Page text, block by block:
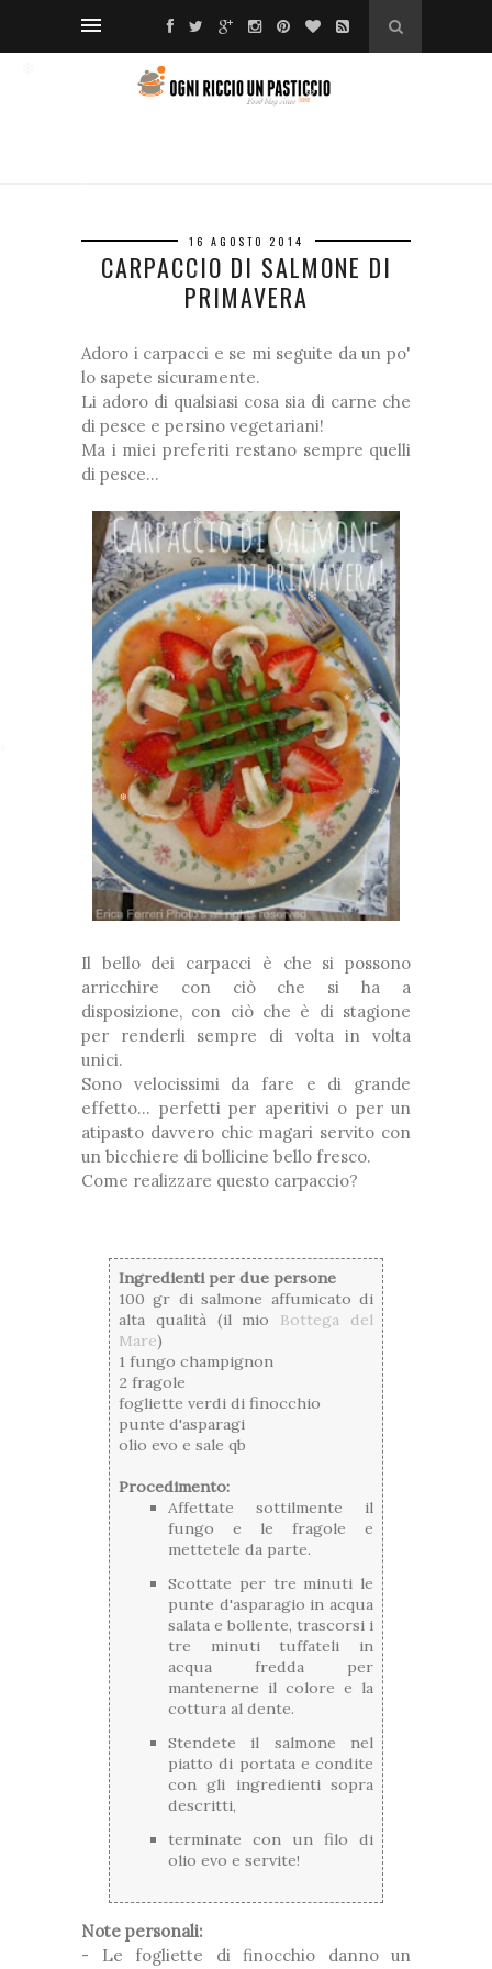
16 AGOSTO 2014
CARPACCIO DI SALMONE DI
PRIMAVERA
Adoro i carpacci e se mi seguite da un po'
lo sapete sicuramente.
Li adoro di qualsiasi cosa sia di carne che
di pesce e persino vegetariani!
Ma i miei preferiti restano sempre quelli
di pesce...
Il bello dei carpacci è che si possono
arricchire con ciò che si ha a
disposizione, con ciò che è di stagione
per renderli sempre di volta in volta
unici.
Sono velocissimi da fare e di grande
effetto... perfetti per aperitivi o per un
atipasto davvero chic magari servito con
un bicchiere di bollicine bello fresco.
Come realizzare questo carpaccio?
Ingredienti per due persone
100 gr di salmone affumicato di
alta qualità (il mio Bottega del
Mare)
1 fungo champignon
2 fragole
fogliette verdi di finocchio
punte d'asparagi
olio evo e sale qb
Procedimento:
Affettate sottilmente il
fungo e le fragole e
mettetele da parte.
Scottate per tre minuti le
punte d'asparagio in acqua
salata e bollente, trascorsi i
tre minuti tuffateli in
acqua fredda per
mantenerne il colore e la
cottura al dente.
Stendete il salmone nel
piatto di portata e condite
con gli ingredienti sopra
descritti,
terminate con un filo di
olio evo e servite!
Note personali:
- Le fogliette di finocchio danno un
❆
❅
*
❆
❅
*
*
❆
❅
*
❆
❅